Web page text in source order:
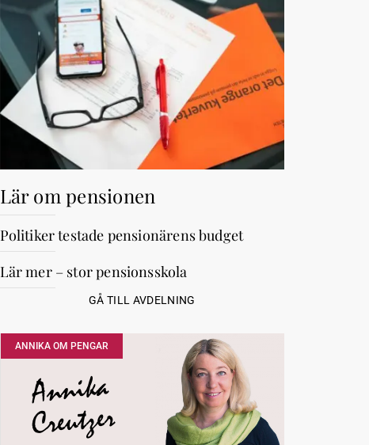
Lär om pensionen
Politiker testade pensionärens budget
Lär mer – stor pensionsskola
GÅ TILL AVDELNING
ANNIKA OM PENGAR
Annika
Creutzer